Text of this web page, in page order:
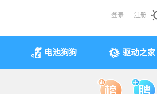
登录 注册
电池狗狗 驱动之家